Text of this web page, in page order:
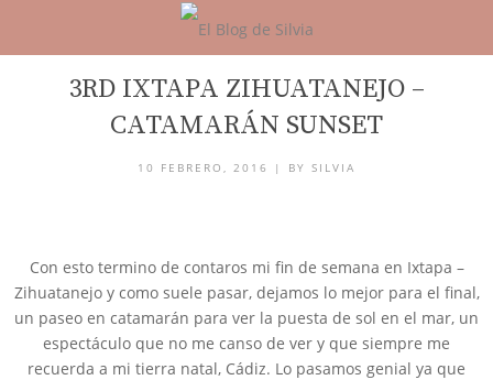
3RD IXTAPA ZIHUATANEJO –
CATAMARÁN SUNSET
10 FEBRERO, 2016 | BY SILVIA
Con esto termino de contaros mi fin de semana en Ixtapa –
Zihuatanejo y como suele pasar, dejamos lo mejor para el final,
un paseo en catamarán para ver la puesta de sol en el mar, un
espectáculo que no me canso de ver y que siempre me
recuerda a mi tierra natal, Cádiz. Lo pasamos genial ya que